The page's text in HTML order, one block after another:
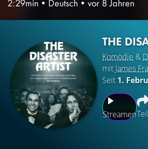
2:29min • Deutsch • vor 8 Jahren
THE
Komödie &
mit James
Seit 1.
Streamen